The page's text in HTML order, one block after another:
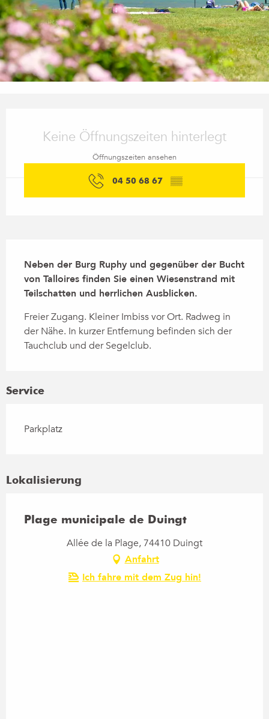
Keine Öffnungszeiten hinterlegt
Öffnungszeiten ansehen
04 50 68 67 ▒▒
Neben der Burg Ruphy und gegenüber der Bucht
von Talloires finden Sie einen Wiesenstrand mit
Teilschatten und herrlichen Ausblicken.
Freier Zugang. Kleiner Imbiss vor Ort. Radweg in
der Nähe. In kurzer Entfernung befinden sich der
Tauchclub und der Segelclub.
Service
Parkplatz
Lokalisierung
Plage municipale de Duingt
Allée de la Plage, 74410 Duingt
Anfahrt
Ich fahre mit dem Zug hin!